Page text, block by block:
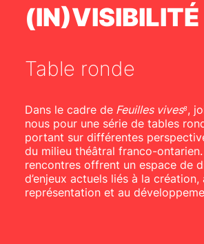
(IN)VISIBILITÉ
Table ronde
Dans le cadre deFeuilles vives⁸,
nous pour une série de tables
portant sur différentes
du milieu théâtral franco-
rencontres offrent un espace de
d’enjeux actuels liés à la création,
représentation et au